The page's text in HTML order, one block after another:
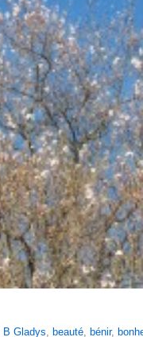
B Gladys, beauté, bénir,